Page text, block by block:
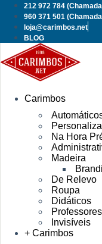
Pular
para
conteúdo
212 972 784
960 371 501
loja@carimbos.net
BLOG
Carimbos
Na Hora
Madeira
De Relevo
Roupa
Didáticos
Professores
Invisíveis
+ Carimbos